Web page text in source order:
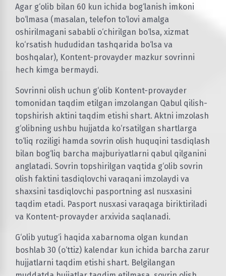
Agar g‘olib bilan 60 kun ichida bog‘lanish imkoni
bo‘lmasa (masalan, telefon to‘lovi amalga
oshirilmagani sababli o‘chirilgan bo‘lsa, xizmat
ko‘rsatish hududidan tashqarida bo‘lsa va
boshqalar), Kontent-provayder mazkur sovrinni
hech kimga bermaydi.
Sovrinni olish uchun g‘olib Kontent-provayder
tomonidan taqdim etilgan imzolangan Qabul qilish-
topshirish aktini taqdim etishi shart. Aktni imzolash
g‘olibning ushbu hujjatda ko‘rsatilgan shartlarga
to‘liq roziligi hamda sovrin olish huquqini tasdiqlash
bilan bog‘liq barcha majburiyatlarni qabul qilganini
anglatadi. Sovrin topshirilgan vaqtida g‘olib sovrin
olish faktini tasdiqlovchi varaqani imzolaydi va
shaxsini tasdiqlovchi pasportning asl nusxasini
taqdim etadi. Pasport nusxasi varaqaga biriktiriladi
va Kontent-provayder arxivida saqlanadi.
G‘olib yutug‘i haqida xabarnoma olgan kundan
boshlab 30 (o‘ttiz) kalendar kun ichida barcha zarur
hujjatlarni taqdim etishi shart. Belgilangan